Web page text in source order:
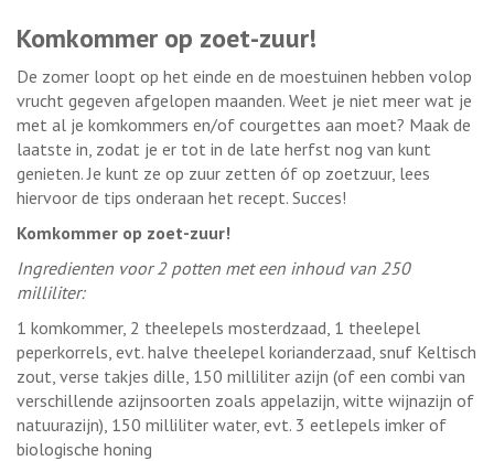
Komkommer op zoet-zuur!
De zomer loopt op het einde en de moestuinen hebben volop
vrucht gegeven afgelopen maanden. Weet je niet meer wat je
met al je komkommers en/of courgettes aan moet? Maak de
laatste in, zodat je er tot in de late herfst nog van kunt
genieten. Je kunt ze op zuur zetten óf op zoetzuur, lees
hiervoor de tips onderaan het recept. Succes!
Komkommer op zoet-zuur!
Ingredienten voor 2 potten met een inhoud van 250
milliliter:
1 komkommer, 2 theelepels mosterdzaad, 1 theelepel
peperkorrels, evt. halve theelepel korianderzaad, snuf Keltisch
zout, verse takjes dille, 150 milliliter azijn (of een combi van
verschillende azijnsoorten zoals appelazijn, witte wijnazijn of
natuurazijn), 150 milliliter water, evt. 3 eetlepels imker of
biologische honing